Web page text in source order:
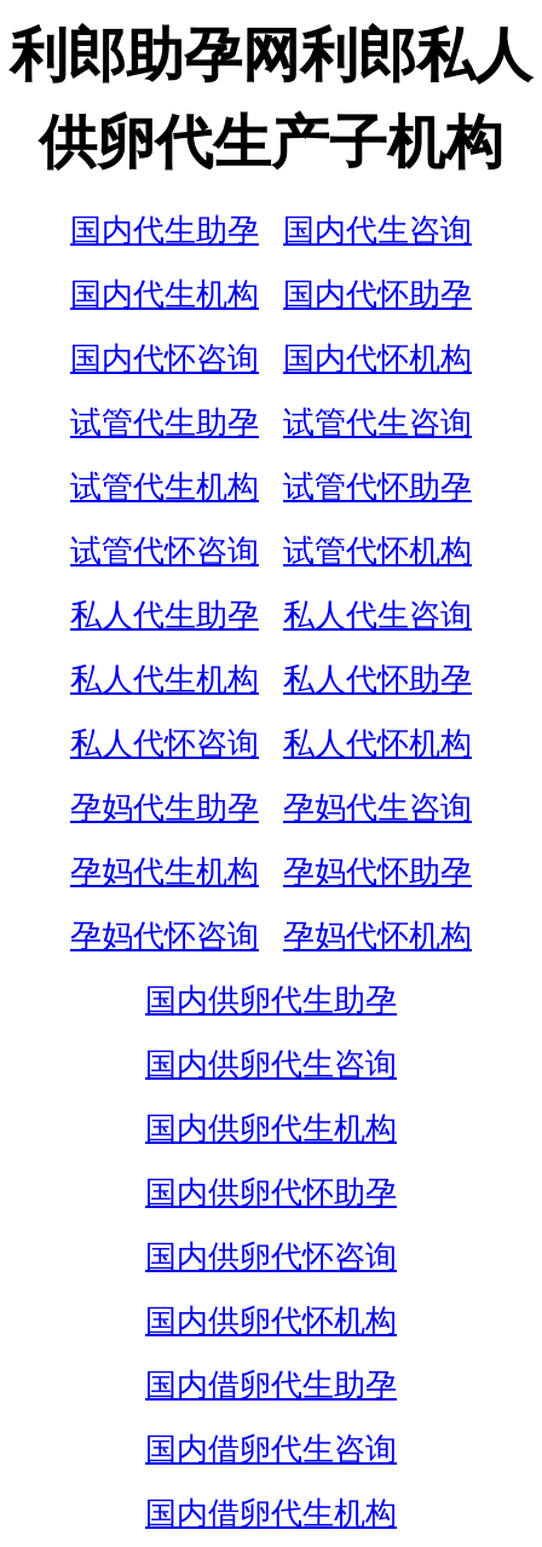
利郎助孕网利郎私人
供卵代生产子机构
国内代生助孕
国内代生咨询
国内代生机构
国内代怀助孕
国内代怀咨询
国内代怀机构
试管代生助孕
试管代生咨询
试管代生机构
试管代怀助孕
试管代怀咨询
试管代怀机构
私人代生助孕
私人代生咨询
私人代生机构
私人代怀助孕
私人代怀咨询
私人代怀机构
孕妈代生助孕
孕妈代生咨询
孕妈代生机构
孕妈代怀助孕
孕妈代怀咨询
孕妈代怀机构
国内供卵代生助孕
国内供卵代生咨询
国内供卵代生机构
国内供卵代怀助孕
国内供卵代怀咨询
国内供卵代怀机构
国内借卵代生助孕
国内借卵代生咨询
国内借卵代生机构